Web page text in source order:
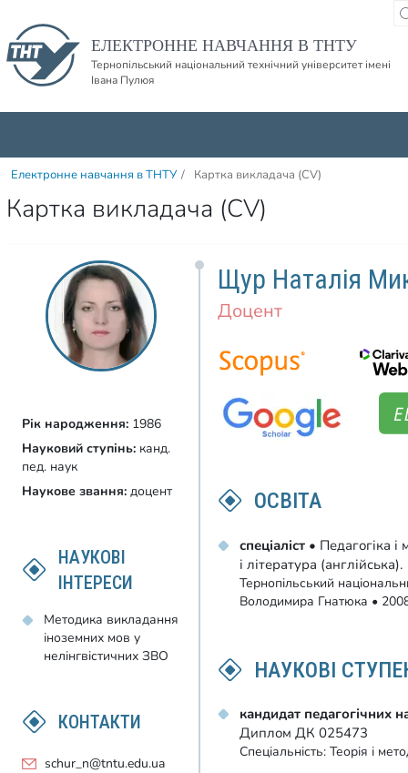
ЕЛЕКТРОННЕ НАВЧАННЯ В ТНТУ
Тернопільський національний технічний університет імені
Івана Пулюя
Електронне навчання в ТНТУ / Картка викладача (CV)
Картка викладача (CV)
Рік народження: 1986
Науковий ступінь: канд.
пед. наук
Наукове звання: доцент
НАУКОВІ
ІНТЕРЕСИ
Методика викладання
іноземних мов у
нелінгвістичних ЗВО
КОНТАКТИ
schur_n@tntu.edu.ua
Щур Наталія
Доцент
ОСВІТА
спеціаліст • Педагогіка і
і література (англійська).
Тернопільський
Володимира Гнатюка •
НАУКОВІ
кандидат педагогічних
Диплом ДК 025473
Спеціальність: Теорія і